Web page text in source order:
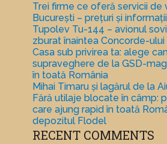
Trei firme ce oferă servicii de
București – prețuri și informații
Tupolev Tu-144 – avionul
zburat înaintea Concorde-ului
Casa sub privirea ta: alege
supraveghere de la GSD-
în toată România
Mihai Timaru și lagărul de la
Fără utilaje blocate în câmp:
care ajung rapid în toată
depozitul Flodel
RECENT COMMENTS